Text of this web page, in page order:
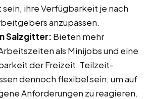
ihre Verfügbarkeit je nach
anzupassen.
Salzgitter: Bieten mehr
als Minijobs und eine
der Freizeit. Teilzeit-
dennoch flexibel sein, um auf
Anforderungen zu reagieren.